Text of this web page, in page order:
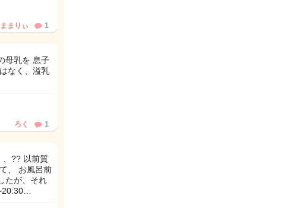
ままりぃ 1
母乳を 息子
なく、溢乳
ろく 1
、?? 以前質
、 お風呂前
たが、それ